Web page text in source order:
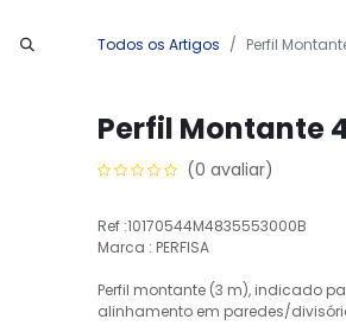
Todos os Artigos Perfil
Perfil Montante
(0 avaliar)
Ref :10170544M4835553000B
Marca : PERFISA
Perfil montante (3 m), indicado
alinhamento em paredes/